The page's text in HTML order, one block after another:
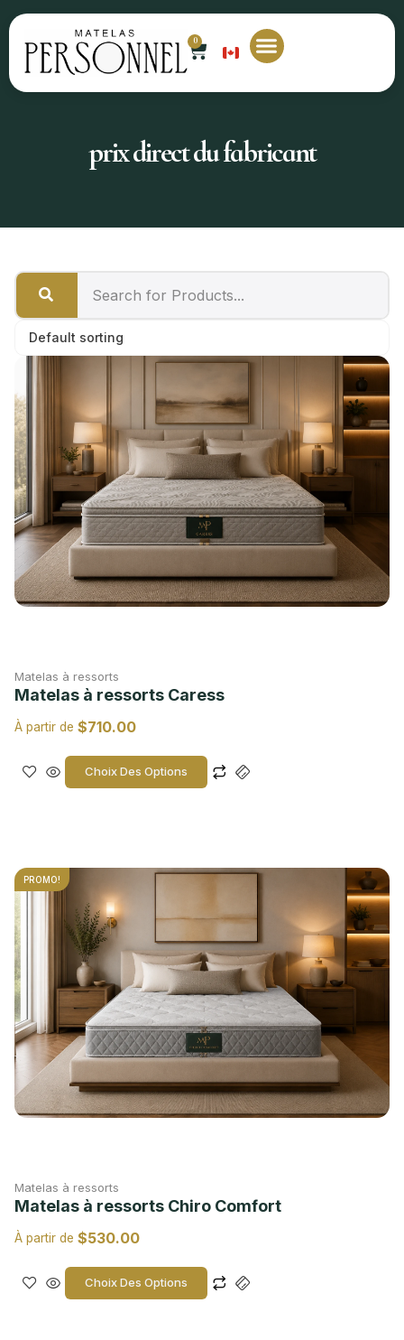
EN
0
prix direct du fabricant
Matelas à ressorts
Matelas à ressorts Caress
À partir de $710.00
Choix Des Options
PROMO!
Matelas à ressorts
Matelas à ressorts Chiro Comfort
À partir de $530.00
Choix Des Options